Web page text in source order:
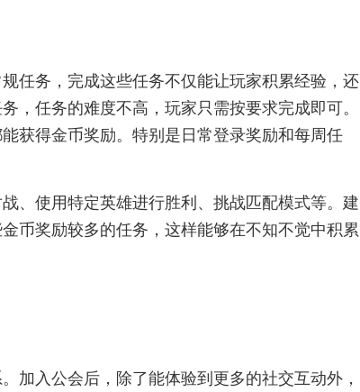
任务，完成这些任务不仅能让玩家积累经验，还
，任务的难度不高，玩家只需按要求完成即可。
获得金币奖励。特别是日常登录奖励和每周任
、使用特定英雄进行胜利、挑战匹配模式等。建
币奖励较多的任务，这样能够在不知不觉中积累
加入公会后，除了能体验到更多的社交互动外，